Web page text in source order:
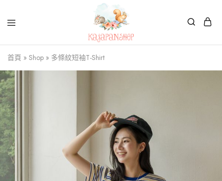
Kajapanshop
日
韓
百
首頁 » Shop » 多條紋短袖T-Shirt